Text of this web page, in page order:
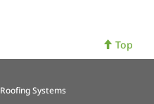
Top
Roofing Systems